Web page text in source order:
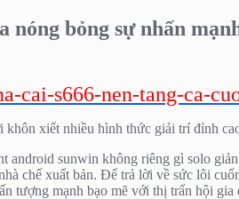
bỏng sự nhấn
cai-s666-nen-tang-ca-
sunwin không riêng gì solo
chế xuất bản. Để trả lời về sức lôi
tượng mạnh bạo mẽ với thị trấn hội gia